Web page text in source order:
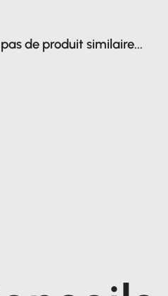
de produit similaire...